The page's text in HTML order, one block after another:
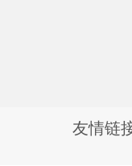
友情链